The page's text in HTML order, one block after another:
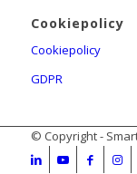
Cookiepolicy
Cookiepolicy
GDPR
© Copyright -